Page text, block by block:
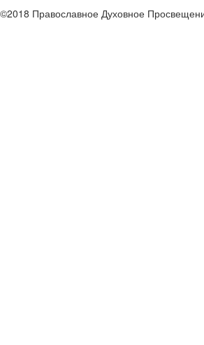
©2018 Православное Духовное